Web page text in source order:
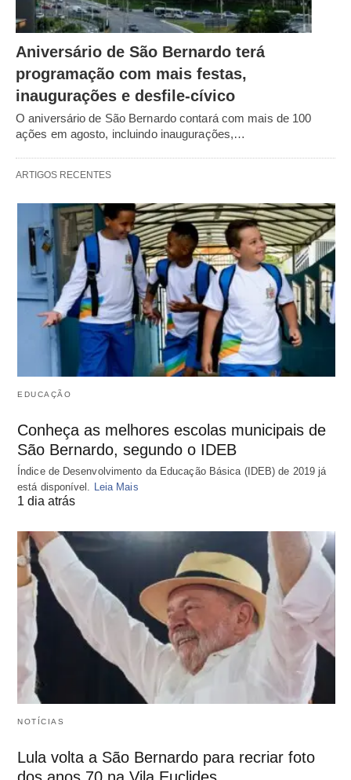
Aniversário de São Bernardo terá
programação com mais festas,
inaugurações e desfile-cívico
O aniversário de São Bernardo contará com mais de 100
ações em agosto, incluindo inaugurações,…
ARTIGOS RECENTES
EDUCAÇÃO
Conheça as melhores escolas municipais de
São Bernardo, segundo o IDEB
Índice de Desenvolvimento da Educação Básica (IDEB) de 2019 já
está disponível.
Leia Mais
1 dia atrás
NOTÍCIAS
Lula volta a São Bernardo para recriar foto